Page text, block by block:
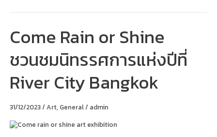
Come Rain or Shine
ชวนชมนิทรรศการแห่งปีที่
River City Bangkok
31/12/2023/Art, General/ admin
Rain
or
ชวนชม
แห่ง
ปี
River
City
Bangkok